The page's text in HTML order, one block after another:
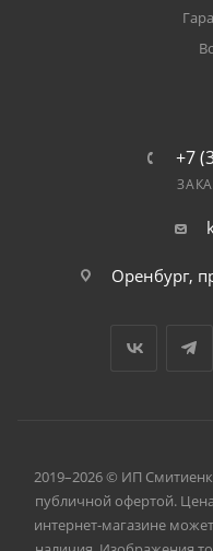
+7
Оренбург,
2019–2026 © ИП
публичной офертой.
интернет-магазине